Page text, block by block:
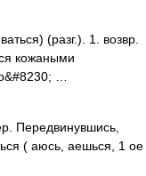
(разг.). 1. возвр.
кожаными
…
Передвинувшись,
( аюсь, аешься, 1 ое